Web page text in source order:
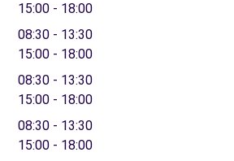
15:00 - 18:00
08:30 - 13:30
15:00 - 18:00
08:30 - 13:30
15:00 - 18:00
08:30 - 13:30
15:00 - 18:00